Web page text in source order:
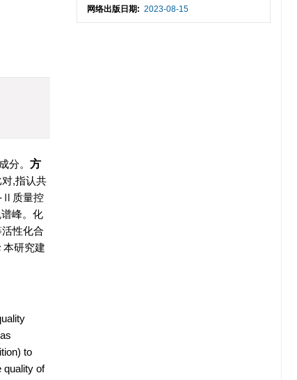
分。 方
,指认共
Ⅱ质量控
峰。化
性化合
本研究建
to
quality of
网络出版日期: 2023-08-15